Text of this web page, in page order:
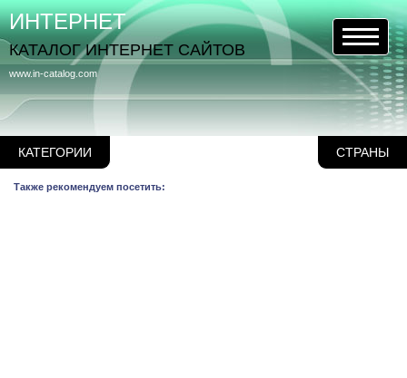
КАТЕГОРИИ СТРАНЫ
www.in-catalog.com
ИНТЕРНЕТ
КАТАЛОГ ИНТЕРНЕТ САЙТОВ
Также рекомендуем посетить: